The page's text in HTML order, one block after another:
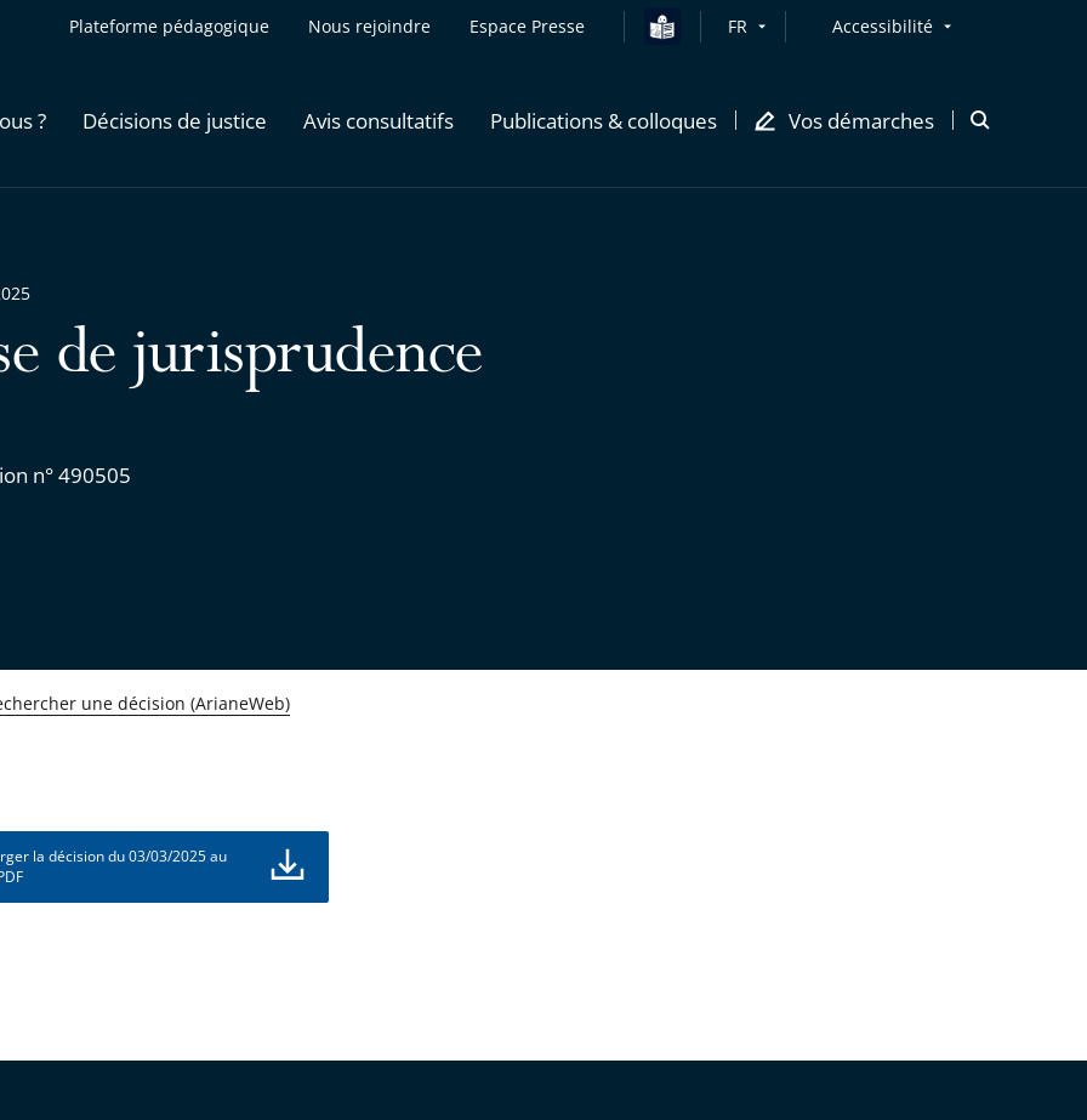
Plateforme pédagogique Nous rejoindre Espace Presse FR Accessibilité
? Décisions de justice Avis consultatifs Publications & colloques Vos démarches
Ouvrir
de jurisprudence
n° 490505
une décision (ArianeWeb)
la décision du 03/03/2025 au